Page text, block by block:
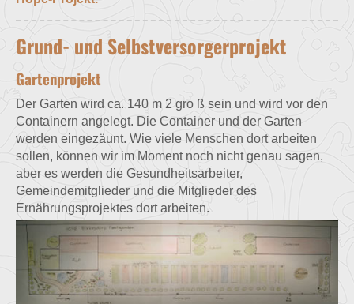
Grund- und Selbstversorgerprojekt
Gartenprojekt
Der Garten wird ca. 140 m 2 gro ß sein und wird vor den
Containern angelegt. Die Container und der Garten
werden eingezäunt. Wie viele Menschen dort arbeiten
sollen, können wir im Moment noch nicht genau sagen,
aber es werden die Gesundheitsarbeiter,
Gemeindemitglieder und die Mitglieder des
Ernährungsprojektes dort arbeiten.